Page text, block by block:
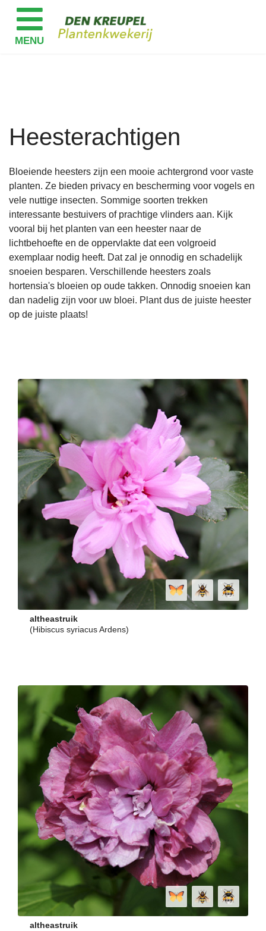
Heesterachtigen
Bloeiende heesters zijn een mooie achtergrond voor vaste
planten. Ze bieden privacy en bescherming voor vogels en
vele nuttige insecten. Sommige soorten trekken
interessante bestuivers of prachtige vlinders aan. Kijk
vooral bij het planten van een heester naar de
lichtbehoefte en de oppervlakte dat een volgroeid
exemplaar nodig heeft. Dat zal je onnodig en schadelijk
snoeien besparen. Verschillende heesters zoals
hortensia's bloeien op oude takken. Onnodig snoeien kan
dan nadelig zijn voor uw bloei. Plant dus de juiste heester
op de juiste plaats!
altheastruik
(Hibiscus syriacus Ardens)
altheastruik